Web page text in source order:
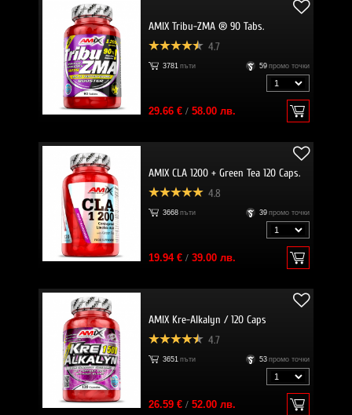
AMIX Tribu-ZMA ® 90 Tabs.
4.7
3781 пъти 59 промо точки
29.66 €/ 58.00 лв.
AMIX CLA 1200 + Green Tea 120 Caps.
4.8
3668 пъти 39 промо точки
19.94 €/ 39.00 лв.
AMIX Kre-Alkalyn / 120 Caps
4.7
3651 пъти 53 промо точки
26.59 €/ 52.00 лв.